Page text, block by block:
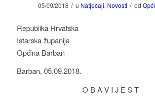
05/09/2018 / u Natječaji, Novosti / od
Republika Hrvatska
Istarska županija
Općina Barban
Barban, 05.09.2018.
O B A V I J E S T